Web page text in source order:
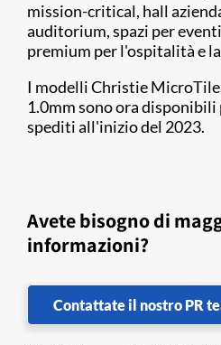
mission-critical, hall
auditorium, spazi per
premium per l'ospitalità e
I modelli Christie
1.0mm sono ora
spediti all'inizio del 2023.
Avete bisogno di
informazioni?
Contattate il nostro PR